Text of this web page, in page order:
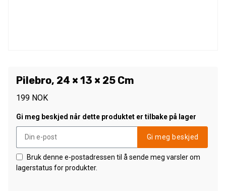
Pilebro, 24 × 13 × 25 Cm
199 NOK
Gi meg beskjed når dette produktet er tilbake på lager
Gi meg beskjed
Bruk denne e-postadressen til å sende meg varsler om
lagerstatus for produkter.